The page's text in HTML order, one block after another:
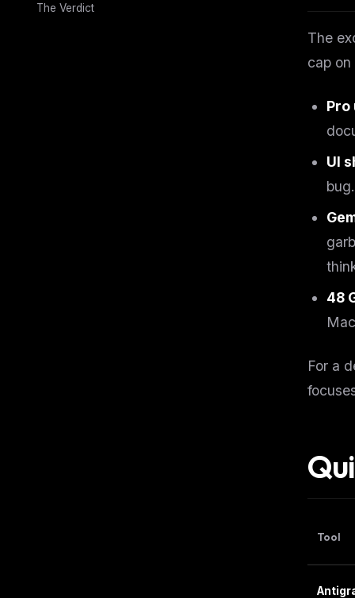
The Verdict
The
cap
Pro
UI
bug.
48
For a
Tool